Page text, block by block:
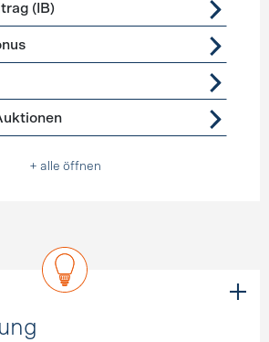
(IB)
+ alle öffnen